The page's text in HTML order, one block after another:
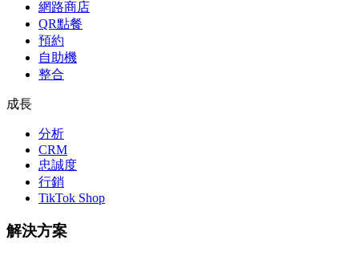
網路商店
QR點餐
預約
自助機
整合
成長
分析
CRM
忠誠度
行銷
TikTok Shop
解決方案